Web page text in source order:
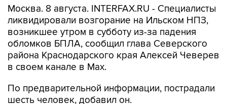
Москва. 8 августа. INTERFAX.RU - Специалисты
ликвидировали возгорание на Ильском НПЗ,
возникшее утром в субботу из-за падения
обломков БПЛА, сообщил глава Северского
района Краснодарского края Алексей Чеверев
в своем канале в Max.
По предварительной информации, пострадали
шесть человек, добавил он.